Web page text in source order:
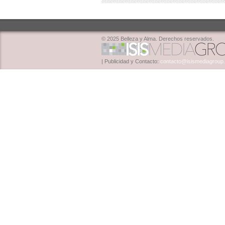
© 2025 Belleza y Alma. Derechos reservados.
| Publicidad y Contacto: